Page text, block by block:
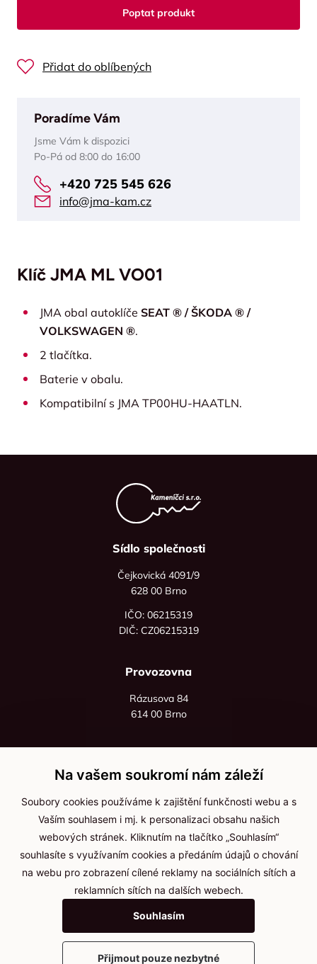
Poptat produkt
Přidat do oblíbených
Poradíme Vám
Jsme Vám k dispozici
Po-Pá od 8:00 do 16:00
+420 725 545 626
info@jma-kam.cz
Klíč JMA ML VO01
JMA obal autoklíče SEAT ® / ŠKODA ® /
VOLKSWAGEN ®.
2 tlačítka.
Baterie v obalu.
Kompatibilní s JMA TP00HU-HAATLN.
Sídlo společnosti
Čejkovická 4091/9
628 00 Brno
IČO: 06215319
DIČ: CZ06215319
Provozovna
Rázusova 84
614 00 Brno
+420 736 535 066
Po - pá: 8:00 - 16:00
info@jma-kam.cz
Důležité informace
Ochrana osobních údajů
Cookies
Na vašem soukromí nám záleží
Soubory cookies používáme k zajištění funkčnosti webu a s
Vaším souhlasem i mj. k personalizaci obsahu našich
webových stránek. Kliknutím na tlačítko „Souhlasím“
souhlasíte s využívaním cookies a předáním údajů o chování
na webu pro zobrazení cílené reklamy na sociálních sítích a
reklamních sítích na dalších webech.
Souhlasím
Přijmout pouze nezbytné